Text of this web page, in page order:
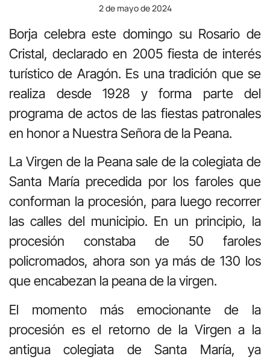
2 de mayo de 2024
Borja celebra este domingo su Rosario de
Cristal, declarado en 2005 fiesta de interés
turístico de Aragón. Es una tradición que se
realiza desde 1928 y forma parte del
programa de actos de las fiestas patronales
en honor a Nuestra Señora de la Peana.
La Virgen de la Peana sale de la colegiata de
Santa María precedida por los faroles que
conforman la procesión, para luego recorrer
las calles del municipio. En un principio, la
procesión constaba de 50 faroles
policromados, ahora son ya más de 130 los
que encabezan la peana de la virgen.
El momento más emocionante de la
procesión es el retorno de la Virgen a la
antigua colegiata de Santa María, ya